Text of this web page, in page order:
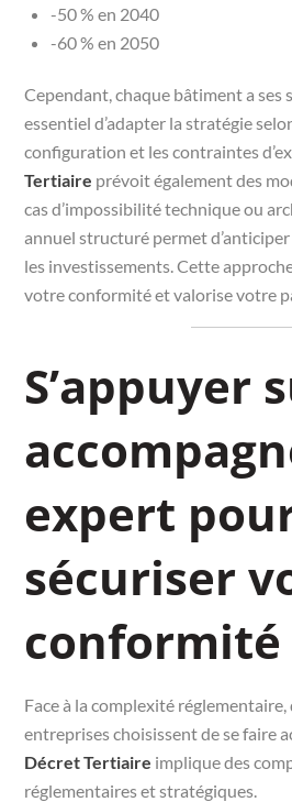
-50 % en 2040
-60 % en 2050
Cependant, chaque bâtiment a ses
essentiel d’adapter la stratégie
configuration et les contraintes
Tertiaire prévoit également des
cas d’impossibilité technique ou
annuel structuré permet d’anticiper
les investissements. Cette
votre conformité et valorise votre
S’appuyer
expert
sécuriser
conformité
Face à la complexité
entreprises choisissent de se faire
Décret Tertiaire implique des
réglementaires et stratégiques.